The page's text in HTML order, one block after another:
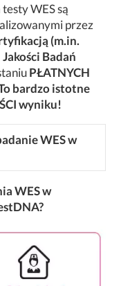
WES są
przez
(m.in.
Badań
PŁATNYCH
bardzo istotne
wyniku!
WES w
WES w